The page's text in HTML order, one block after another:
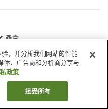
桑拿
古良汤之宿 木屋旅馆
房
，并分析我们网站的性能
体、广告商和分析商分享与
政策
接受所有